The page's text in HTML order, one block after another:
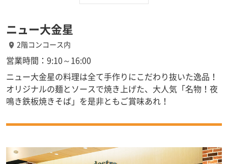
ニュー大金星
2階コンコース内
営業時間：9:10～16:00
ニュー大金星の料理は全て手作りにこだわり抜いた逸品！
オリジナルの麺とソースで焼き上げた、大人気「名物！夜
鳴き鉄板焼きそば」を是非ともご賞味あれ！